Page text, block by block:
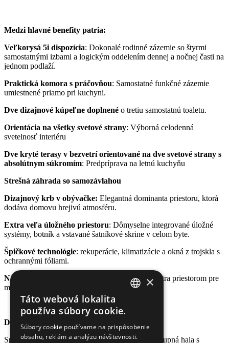
Medzi hlavné benefity patria:
Veľkorysá 5i dispozícia: Dokonalé rodinné zázemie so štyrmi
samostatnými izbami a logickým oddelením dennej a nočnej časti na
jednom podlaží.
Praktická komora s práčovňou: Samostatné funkčné zázemie
umiestnené priamo pri kuchyni.
Dve dizajnové kúpeľne doplnené o tretiu samostatnú toaletu.
Orientácia na všetky svetové strany: Výborná celodenná
svetelnosť interiéru
Dve kryté terasy v bezvetrí orientované na dve svetové strany s
absolútnym súkromím: Predpríprava na letnú kuchyňu
Strešná záhrada so samozávlahou
Dizajnový krb v obývačke: Elegantná dominanta priestoru, ktorá
dodáva domovu hrejivú atmosféru.
Extra veľa úložného priestoru: Dômyselne integrované úložné
systémy, botník a vstavané šatníkové skrine v celom byte.
Špičkové technológie: rekuperácie, klimatizácie a okná z trojskla s
ochrannými fóliami.
Nadštandardné parkovanie pre dve autá
: s extra priestorom pre
motorky či bicykle.
Dispozícia:
Spodné podlažie otvára elegantná, samostatná vstupná hala s
UKRAINIAN
×
Táto webová lokalita
používa súbory cookie.
Súbory cookie používame na prispôsobenie
obsahu, reklám a analýzu návštevnosti.